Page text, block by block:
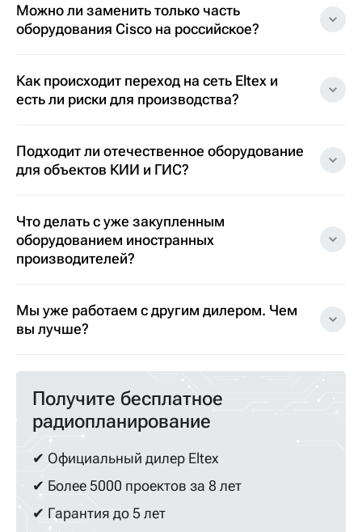
Можно ли заменить только часть
оборудования Cisco на российское?
Как происходит переход на сеть Eltex и
есть ли риски для производства?
Подходит ли отечественное оборудование
для объектов КИИ и ГИС?
Что делать с уже закупленным
оборудованием иностранных
производителей?
Мы уже работаем с другим дилером. Чем
вы лучше?
Получите бесплатное
радиопланирование
✔ Официальный дилер Eltex
✔ Более 5000 проектов за 8 лет
✔ Гарантия до 5 лет